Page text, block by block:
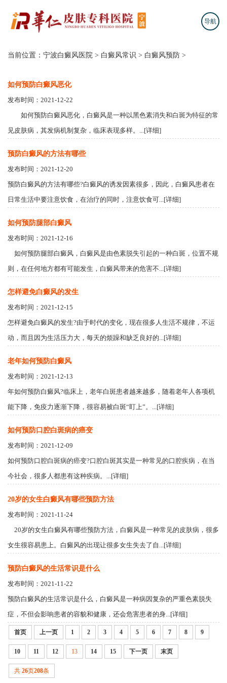
导航
当前位置： 宁波白癜风医院 > 白癜风常识 > 白癜风预防 >
如何预防白癜风恶化
发布时间：2021-12-22
如何预防白癜风恶化，白癜风是一种以黑色素消失和白斑为特征的常
见皮肤病，其发病机制复杂，临床表现多样。...[详细]
预防白癜风的方法有哪些
发布时间：2021-12-20
预防白癜风的方法有哪些?白癜风的诱发因素很多，因此，白癜风患者在
日常生活中要注意饮食，在治疗的同时，注意饮食可...[详细]
如何预防腿部白癜风
发布时间：2021-12-16
如何预防腿部白癜风，白癜风是由色素脱失引起的一种白斑，位置不规
则，在任何地方都有可能发生，白癜风带来的危害不...[详细]
怎样避免白癜风的发生
发布时间：2021-12-15
怎样避免白癜风的发生?由于时代的变化，现在很多人生活不规律，不运
动，而且因为生活压力大，每天的烦躁和缺乏良好的...[详细]
老年如何预防白癜风
发布时间：2021-12-13
年如何预防白癜风?临床上，老年白斑患者越来越多，随着老年人各项机
能下降，免疫力逐渐下降，很容易被白斑“盯上”。...[详细]
如何预防口腔白斑病的癌变
发布时间：2021-12-09
如何预防口腔白斑病的癌变?口腔白斑其实是一种常见的口腔疾病，在当
今社会，很多人都患有这种疾病。...[详细]
20岁的女生白癜风有哪些预防方法
发布时间：2021-11-24
20岁的女生白癜风有哪些预防方法，白癜风是一种常见的皮肤病，很多
女生很容易患上。白癜风的出现让很多女生失去了自...[详细]
预防白癜风的生活常识是什么
发布时间：2021-11-22
预防白癜风的生活常识是什么，白癜风是一种病因复杂的严重色素脱失
症，不但会影响患者的容貌和健康，还会危害患者的身...[详细]
首页 上一页 1 2 3 4 5 6 7 8 9
10 11 12 13 14 15 下一页 末页
共 26页208条